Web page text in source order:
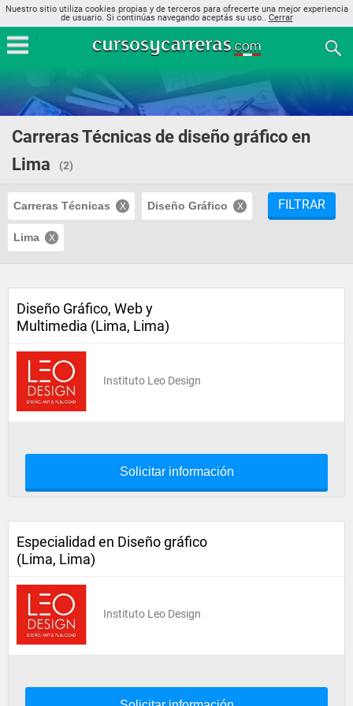
Nuestro sitio utiliza cookies propias y de terceros para ofrecerte una mejor experiencia
de usuario. Si continúas navegando aceptás su uso.. Cerrar
Carreras Técnicas de diseño gráfico en
Lima
(2)
Carreras Técnicas Diseño Gráfico
Lima
FILTRAR
Diseño Gráfico, Web y
Multimedia (Lima, Lima)
Instituto Leo Design
Solicitar información
Especialidad en Diseño gráfico
(Lima, Lima)
Instituto Leo Design